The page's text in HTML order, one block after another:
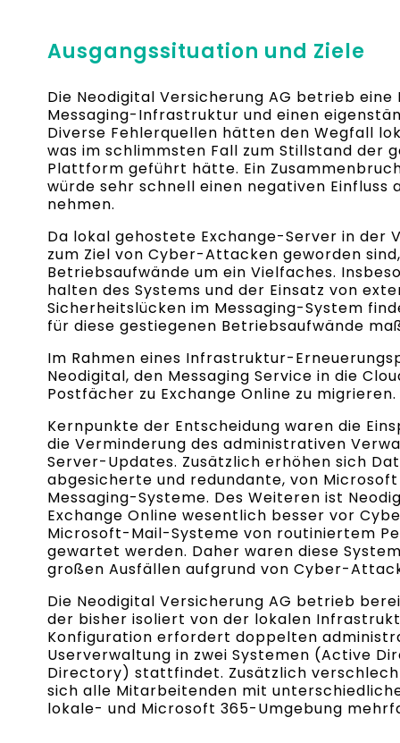
Ausgangssituation und Ziele
Die Neodigital Versicherung AG betrieb eine
Messaging-Infrastruktur und einen
Diverse Fehlerquellen hätten den Wegfall
was im schlimmsten Fall zum Stillstand der
Plattform geführt hätte. Ein
würde sehr schnell einen negativen
nehmen.
Da lokal gehostete Exchange-Server in der
zum Ziel von Cyber-Attacken geworden
Betriebsaufwände um ein Vielfaches.
halten des Systems und der Einsatz von
Sicherheitslücken im Messaging-System
für diese gestiegenen Betriebsaufwände
Im Rahmen eines Infrastruktur-
Neodigital, den Messaging Service in die
Postfächer zu Exchange Online zu migrieren.
Kernpunkte der Entscheidung waren die
die Verminderung des administrativen
Server-Updates. Zusätzlich erhöhen sich
abgesicherte und redundante, von
Messaging-Systeme. Des Weiteren ist
Exchange Online wesentlich besser vor
Microsoft-Mail-Systeme von routiniertem
gewartet werden. Daher waren diese
großen Ausfällen aufgrund von Cyber-
Die Neodigital Versicherung AG betrieb
der bisher isoliert von der lokalen
Konfiguration erfordert doppelten
Userverwaltung in zwei Systemen (Active
Directory) stattfindet. Zusätzlich
sich alle Mitarbeitenden mit
lokale- und Microsoft 365-Umgebung